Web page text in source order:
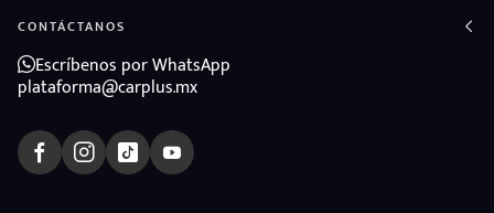
CONTÁCTANOS
Escríbenos por WhatsApp
plataforma@carplus.mx